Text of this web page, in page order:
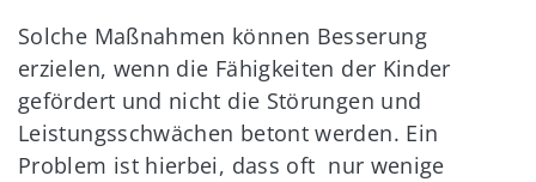
Solche Maßnahmen können Besserung
erzielen, wenn die Fähigkeiten der Kinder
gefördert und nicht die Störungen und
Leistungsschwächen betont werden. Ein
Problem ist hierbei, dass oft nur wenige